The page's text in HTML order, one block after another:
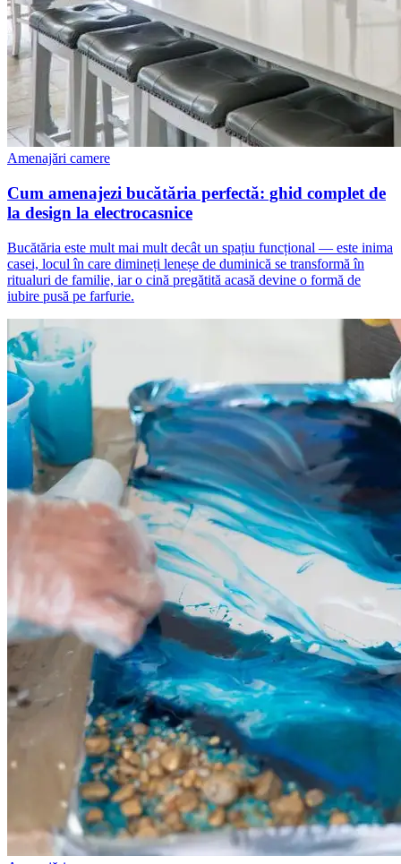
Amenajări camere
Cum amenajezi bucătăria perfectă: ghid complet de
la design la electrocasnice
Bucătăria este mult mai mult decât un spațiu funcțional — este inima
casei, locul în care dimineți leneșe de duminică se transformă în
ritualuri de familie, iar o cină pregătită acasă devine o formă de
iubire pusă pe farfurie.